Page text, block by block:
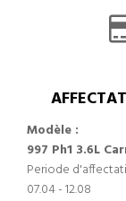
Modèle :
997 Ph1 3.6L
Periode
07.04 - 12.08